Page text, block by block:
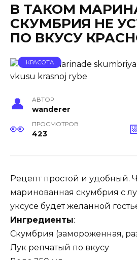
В ТАКОМ
СКУМБРИЯ НЕ
ПО ВКУСУ
КРАСОТА
АВТОР
wanderer
ПРОСМОТРОВ
423
Рецепт простой и удобный.
маринованная скумбрия с
уксусе будет желанной
Ингредиенты:
Скумбрия (замороженная,
Лук репчатый по вкусу